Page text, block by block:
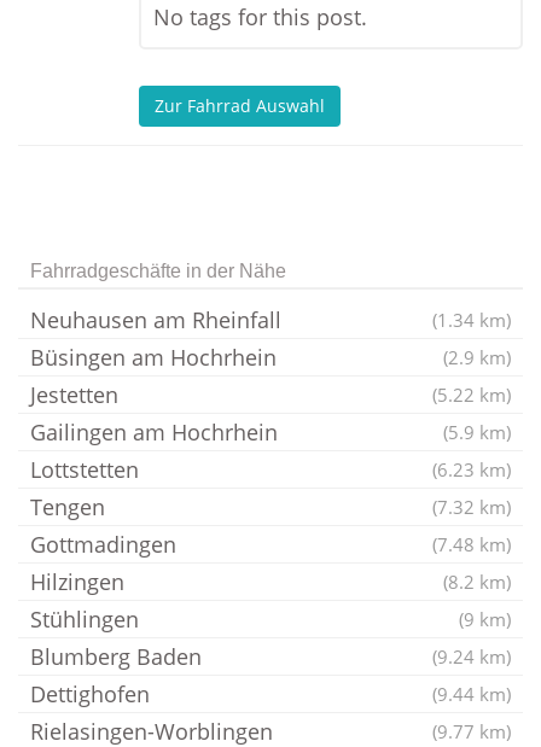
No tags for this post.
Zur Fahrrad Auswahl
Fahrradgeschäfte in der Nähe
Neuhausen am Rheinfall (1.34 km)
Büsingen am Hochrhein (2.9 km)
Jestetten (5.22 km)
Gailingen am Hochrhein (5.9 km)
Lottstetten (6.23 km)
Tengen (7.32 km)
Gottmadingen (7.48 km)
Hilzingen (8.2 km)
Stühlingen (9 km)
Blumberg Baden (9.24 km)
Dettighofen (9.44 km)
Rielasingen-Worblingen (9.77 km)